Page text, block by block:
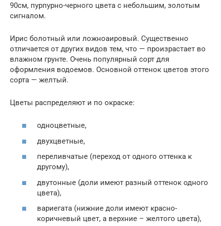
90см, пурпурно-черного цвета с небольшим, золотым
сигналом.
Ирис болотный или ложноаировый. Существенно
отличается от других видов тем, что — произрастает во
влажном грунте. Очень популярный сорт для
оформления водоемов. Основной оттенок цветов этого
сорта — желтый.
Цветы распределяют и по окраске:
одноцветные,
двухцветные,
переливчатые (переход от одного оттенка к
другому),
двутонные (доли имеют разный оттенок одного
цвета),
вариегата (нижние доли имеют красно-
коричневый цвет, а верхние – желтого цвета),